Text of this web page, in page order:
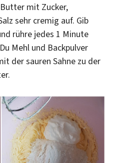
mit Zucker,
sehr cremig auf. Gib
rühre jedes 1 Minute
Mehl und Backpulver
der sauren Sahne zu der